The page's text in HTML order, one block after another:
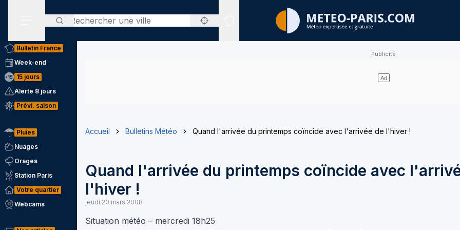
Rechercher
Sites expertisés
Bulletin France
Week-end
15 jours
Alerte 8 jours
Prévi. saison
Pluies
Nuages
Orages
Station Paris
Votre quartier
Webcams
Accueil Bulletins Météo Quand l'arrivée du printemps coïncide avec l'arrivée de l'hiver !
Quand l'arrivée du printemps coïncide avec
l'hiver !
jeudi 20 mars 2008
Situation météo – mercredi 18h25